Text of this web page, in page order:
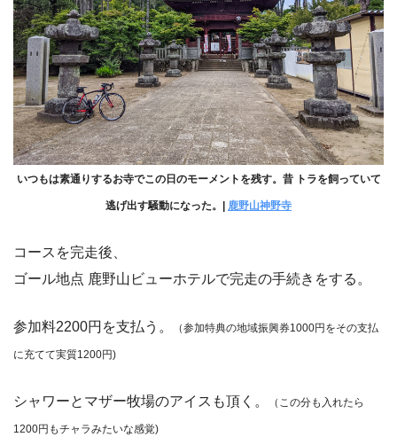
いつもは素通りするお寺でこの日のモーメントを残す。昔 トラを飼っていて
逃げ出す騒動になった。| 鹿野山神野寺
コースを完走後、
ゴール地点 鹿野山ビューホテルで完走の手続きをする。
参加料2200円を支払う。 （参加特典の地域振興券1000円をその支払
に充てて実質1200円)
シャワーとマザー牧場のアイスも頂く。 （この分も入れたら
1200円もチャラみたいな感覚)